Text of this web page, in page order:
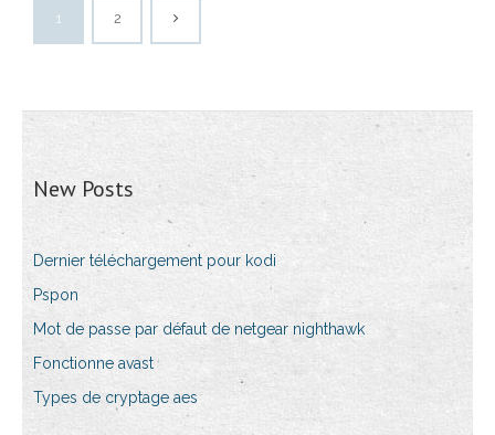
1 2
New Posts
Dernier téléchargement pour kodi
Pspon
Mot de passe par défaut de netgear nighthawk
Fonctionne avast
Types de cryptage aes